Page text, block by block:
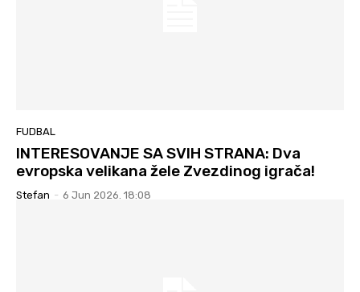
FUDBAL
INTERESOVANJE SA SVIH STRANA: Dva
evropska velikana žele Zvezdinog igrača!
Stefan - 6 Jun 2026. 18:08